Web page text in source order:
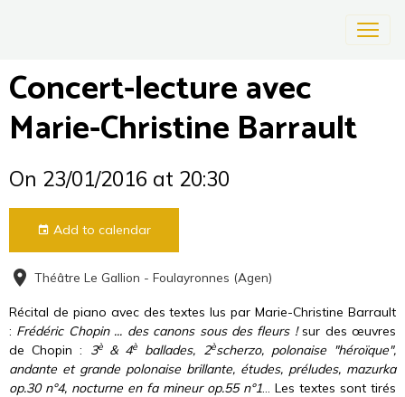
Concert-lecture avec
Marie-Christine Barrault
On 23/01/2016 at 20:30
Add to calendar
Théâtre Le Gallion - Foulayronnes (Agen)
Récital de piano avec des textes lus par Marie-Christine Barrault
: Frédéric Chopin ... des canons sous des fleurs !sur des œuvres
de Chopin : 3è & 4è ballades, 2èscherzo, polonaise "héroïque",
andante et grande polonaise brillante, études, préludes, mazurka
op.30 n°4, nocturne en fa mineur op.55 n°1... Les textes sont tirés